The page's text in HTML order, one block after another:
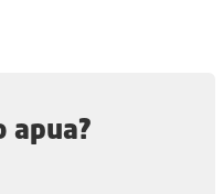
apua?